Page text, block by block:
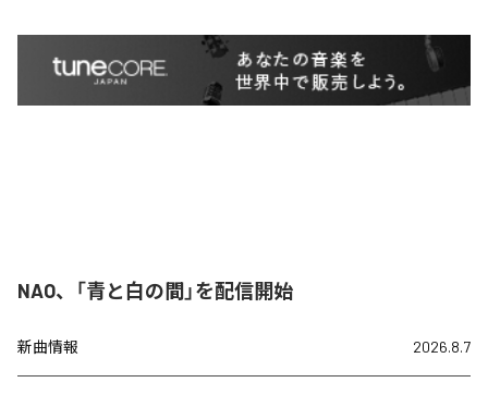
NAO、「青と白の間」を配信開始
新曲情報 2026.8.7